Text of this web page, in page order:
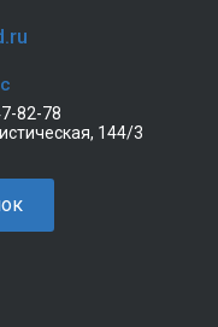
82-78
144/3